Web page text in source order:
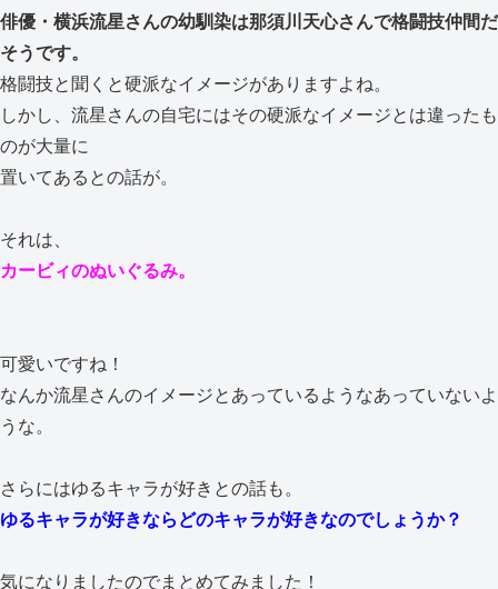
俳優・横浜流星さんの幼馴染は那須川天心さんで格闘技仲間だ
そうです。
格闘技と聞くと硬派なイメージがありますよね。
しかし、流星さんの自宅にはその硬派なイメージとは違ったも
のが大量に
置いてあるとの話が。
それは、
カービィのぬいぐるみ。
可愛いですね！
なんか流星さんのイメージとあっているようなあっていないよ
うな。
さらにはゆるキャラが好きとの話も。
ゆるキャラが好きならどのキャラが好きなのでしょうか？
気になりましたのでまとめてみました！